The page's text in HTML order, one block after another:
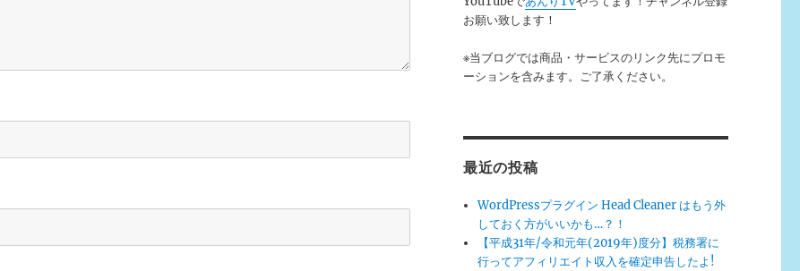
お願い致します！
※当ブログでは商品・サービスのリンク先にプロモ
ーションを含みます。ご了承ください。
最近の投稿
WordPressプラグイン Head Cleaner はもう外
しておく方がいいかも…？！
【平成31年/令和元年(2019年)度分】税務署に
行ってアフィリエイト収入を確定申告したよ!